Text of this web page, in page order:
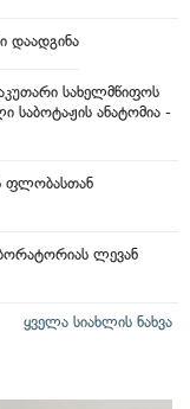
დაადგინა
სახელმწიფოს
საბოტაჟის ანატომია -
ფლობასთან
ლევან
ყველა სიახლის ნახვა